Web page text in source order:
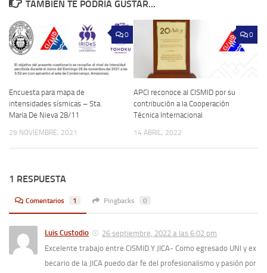
TAMBIÉN TE PODRÍA GUSTAR...
0
Encuesta para mapa de
intensidades sísmicas – Sta.
Maria De Nieva 28/11
29 NOVIEMBRE, 2021
0
APCI reconoce al CISMID por su
contribución a la Cooperación
Técnica Internacional
14 ABRIL, 2022
1 RESPUESTA
Comentarios 1 Pingbacks 0
Luis Custodio
26 septiembre, 2022 a las 6:02 pm
Excelente trabajo entre CISMID Y JICA- Como egresado UNI y ex
becario de la JICA puedo dar fe del profesionalismo y pasión por